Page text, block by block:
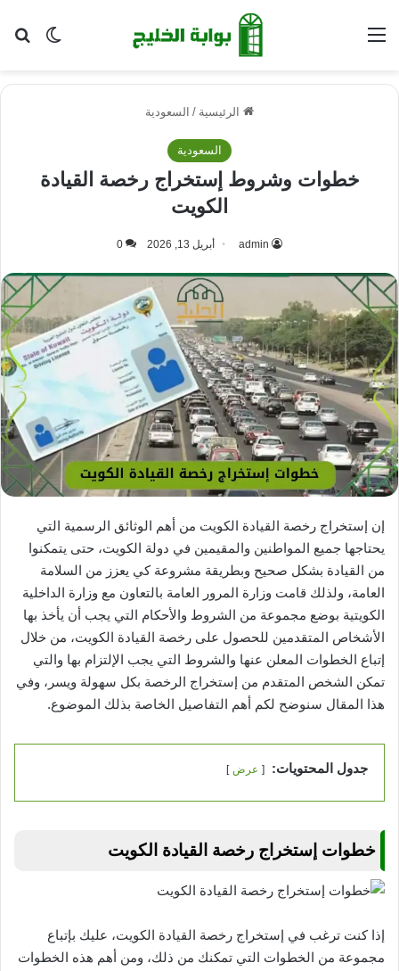
الوضع القائمة
الرئيسية / السعودية
السعودية
خطوات وشروط إستخراج رخصة القيادة
الكويت
admin أبريل 13, 2026 0
إن إستخراج رخصة القيادة الكويت من أهم الوثائق الرسمية التي
يحتاجها جميع المواطنين والمقيمين في دولة الكويت، حتى يتمكنوا
من القيادة بشكل صحيح وبطريقة مشروعة كي يعزز من السلامة
العامة، ولذلك قامت وزارة المرور العامة بالتعاون مع وزارة الداخلية
الكويتية بوضع مجموعة من الشروط والأحكام التي يجب أن يأخذ بها
الأشخاص المتقدمين للحصول على رخصة القيادة الكويت، من خلال
إتباع الخطوات المعلن عنها والشروط التي يجب الإلتزام بها والتي
تمكن الشخص المتقدم من إستخراج الرخصة بكل سهولة ويسر، وفي
هذا المقال سنوضح لكم أهم التفاصيل الخاصة بذلك الموضوع.
جدول المحتويات: عرض
خطوات إستخراج رخصة القيادة الكويت
إذا كنت ترغب في إستخراج رخصة القيادة الكويت، عليك بإتباع
مجموعة من الخطوات التي تمكنك من ذلك، ومن أهم هذه الخطوات